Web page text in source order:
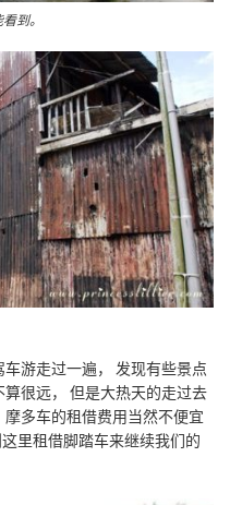
到。
游走过一遍， 发现有些景点
很远， 但是大热天的走过去
多车的租借费用当然不便宜
里租借脚踏车来继续我们的